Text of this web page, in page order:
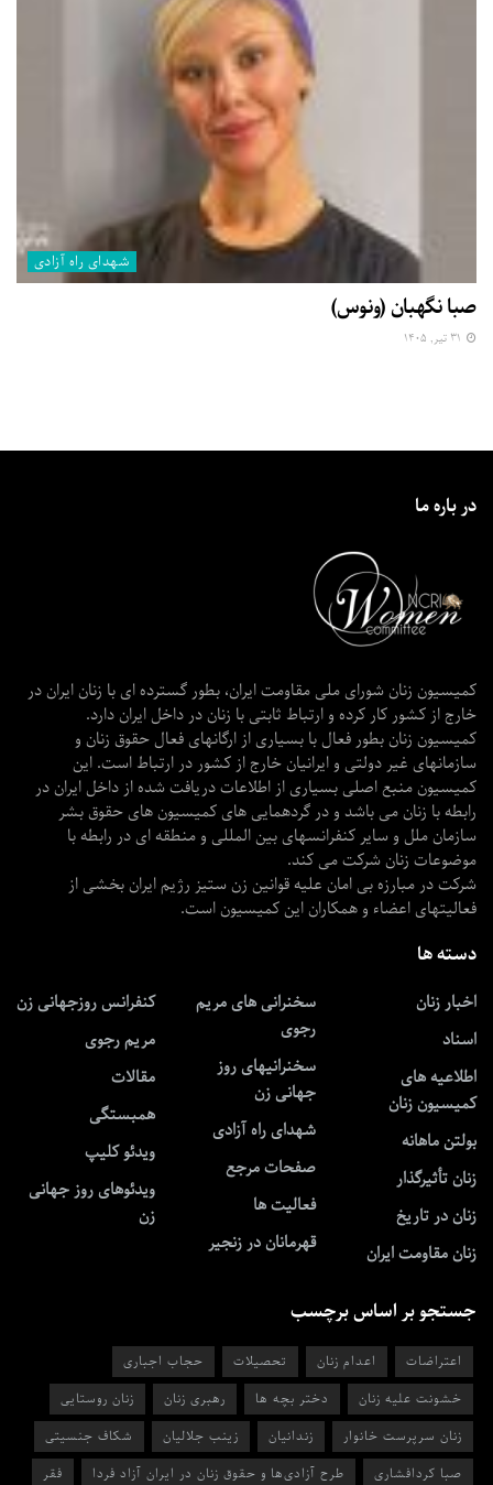
شهدای راه آزادی
صبا نگهبان (ونوس)
در باره ما
کمیسیون زنان شورای ملی مقاومت ایران، بطور گسترده ای با زنان ایران در
خارج از کشور کار کرده و ارتباط ثابتی با زنان در داخل ایران دارد.
کمیسیون زنان بطور فعال با بسیاری از ارگانهای فعال حقوق زنان و
سازمانهای غیر دولتی و ایرانیان خارج از کشور در ارتباط است. این
کمیسیون منبع اصلی بسیاری از اطلاعات دریافت شده از داخل ایران در
رابطه با زنان می باشد و در گردهمایی های کمیسیون های حقوق بشر
سازمان ملل و سایر کنفرانسهای بین المللی و منطقه ای در رابطه با
موضوعات زنان شرکت می کند.
شرکت در مبارزه بی امان علیه قوانین زن ستیز رژیم ایران بخشی از
فعالیتهای اعضاء و همکاران این کمیسیون است.
دسته ها
اخبار زنان
اسناد
اطلاعیه های
کمیسیون زنان
بولتن ماهانه
زنان تأثیرگذار
زنان در تاریخ
زنان مقاومت ایران
سخنرانی های مریم
رجوی
سخنرانیهای روز
جهانی زن
شهدای راه آزادی
صفحات مرجع
فعالیت ها
قهرمانان در زنجیر
کنفرانس روزجهانی زن
مریم رجوی
مقالات
همبستگی
ویدئو کلیپ
ویدئوهای روز جهانی
زن
جستجو بر اساس برچسب
اعتراضات اعدام زنان تحصیلات
حجاب اجباری
خشونت علیه زنان
دختر بچه ها رهبری زنان
زنان روستایی
زنان سرپرست خانوار
زندانیان زینب جلالیان
شکاف جنسیتی
صبا کردافشاری
طرح آزادی‌ها و حقوق زنان در ایران آزاد فردا فقر